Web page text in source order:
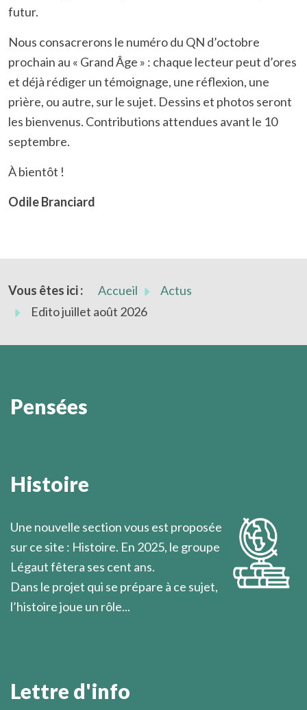
futur.
Nous consacrerons le numéro du QN d’octobre
prochain au « Grand Âge » : chaque lecteur peut d’ores
et déjà rédiger un témoignage, une réflexion, une
prière, ou autre, sur le sujet. Dessins et photos seront
les bienvenus. Contributions attendues avant le 10
septembre.
À bientôt !
Odile Branciard
Vous êtes ici : Accueil
Actus
Edito juillet août 2026
Pensées
Marcel Légaut
Histoire
Une nouvelle section vous est proposée
sur ce site : Histoire. En 2025, le groupe
Légaut fêtera ses cent ans.
Dans le projet qui se prépare à ce sujet,
l’histoire joue un rôle...
Lettre d'info